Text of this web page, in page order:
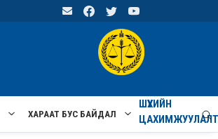
ХАРААТ БУС БАЙДАЛ
ШҮҮХИЙН